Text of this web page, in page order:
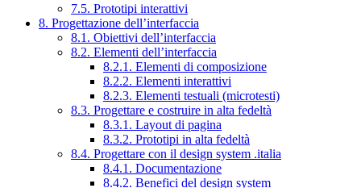
7.5. Prototipi interattivi
8. Progettazione dell’interfaccia
8.1. Obiettivi dell’interfaccia
8.2. Elementi dell’interfaccia
8.2.1. Elementi di composizione
8.2.2. Elementi interattivi
8.2.3. Elementi testuali (microtesti)
8.3. Progettare e costruire in alta fedeltà
8.3.1. Layout di pagina
8.3.2. Prototipi in alta fedeltà
8.4. Progettare con il design system .italia
8.4.1. Documentazione
8.4.2. Benefici del design system